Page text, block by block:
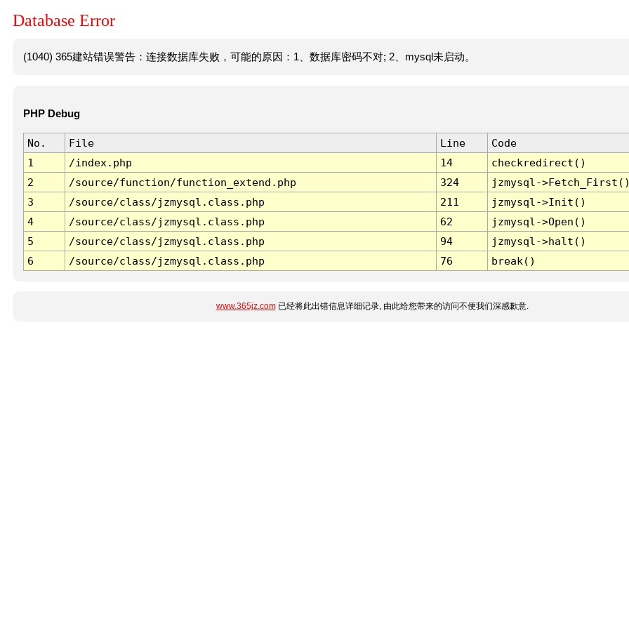
Database Error
(1040) 365建站错误警告：连接数据库失败，可能的原因：1、数据库密码不对; 2、mysql未启动。
PHP Debug
No. File Line
Code
1
/index.php 14
checkredirect()
2
/source/function/function_extend.php 324
jzmysql-
3
/source/class/jzmysql.class.php 211
jzmysql->Init()
4
/source/class/jzmysql.class.php 62
jzmysql->Open()
5
/source/class/jzmysql.class.php 94
jzmysql->halt()
6
/source/class/jzmysql.class.php 76 break()
www.365jz.com已经将此出错信息详细记录, 由此给您带来的访问不便我们深感歉意.